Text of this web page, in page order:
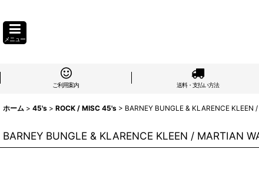
メニュー
ご利用案内 送料・支払い方法
ホーム > 45's > ROCK / MISC 45's > BARNEY BUNGLE & KLARENCE KLEEN
BARNEY BUNGLE & KLARENCE KLEEN / MARTIAN